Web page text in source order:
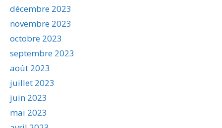
décembre 2023
novembre 2023
octobre 2023
septembre 2023
août 2023
juillet 2023
juin 2023
mai 2023